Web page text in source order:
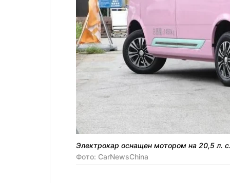
Электрокар оснащен мотором на 20,5 л.
Фото: CarNewsChina